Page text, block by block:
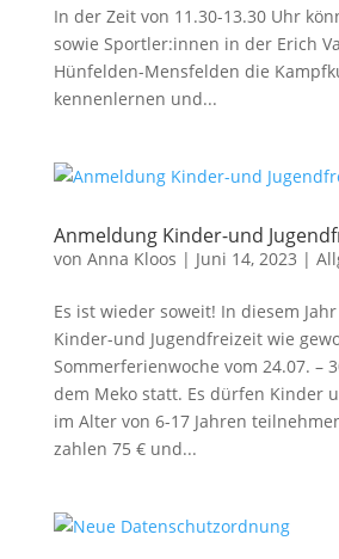
In der Zeit von 11.30-13.30 Uhr
sowie Sportler:innen in der Erich
Hünfelden-Mensfelden die
kennenlernen und...
Anmeldung Kinder-und
von Anna Kloos | Juni 14, 2023 |
Es ist wieder soweit! In diesem
Kinder-und Jugendfreizeit wie
Sommerferienwoche vom 24.07. –
dem Meko statt. Es dürfen Kinder
im Alter von 6-17 Jahren
zahlen 75 € und...